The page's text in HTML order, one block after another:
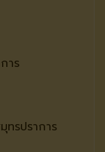
าร
ทรปราการ